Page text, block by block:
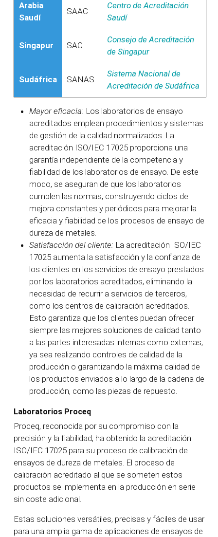
Arabia
Saudí
SAAC
Centro de Acreditación
Saudí
Singapur SAC
Consejo de Acreditación
de Singapur
Sudáfrica SANAS
Sistema Nacional de
Acreditación de Sudáfrica
Mayor eficacia: Los laboratorios de ensayo
acreditados emplean procedimientos y sistemas
de gestión de la calidad normalizados. La
acreditación ISO/IEC 17025 proporciona una
garantía independiente de la competencia y
fiabilidad de los laboratorios de ensayo. De este
modo, se aseguran de que los laboratorios
cumplen las normas, construyendo ciclos de
mejora constantes y periódicos para mejorar la
eficacia y fiabilidad de los procesos de ensayo de
dureza de metales.
Satisfacción del cliente: La acreditación ISO/IEC
17025 aumenta la satisfacción y la confianza de
los clientes en los servicios de ensayo prestados
por los laboratorios acreditados, eliminando la
necesidad de recurrir a servicios de terceros,
como los centros de calibración acreditados.
Esto garantiza que los clientes puedan ofrecer
siempre las mejores soluciones de calidad tanto
a las partes interesadas internas como externas,
ya sea realizando controles de calidad de la
producción o garantizando la máxima calidad de
los productos enviados a lo largo de la cadena de
producción, como las piezas de repuesto.
Laboratorios Proceq
Proceq, reconocida por su compromiso con la
precisión y la fiabilidad, ha obtenido la acreditación
ISO/IEC 17025 para su proceso de calibración de
ensayos de dureza de metales. El proceso de
calibración acreditado al que se someten estos
productos se implementa en la producción en serie
sin coste adicional.
Estas soluciones versátiles, precisas y fáciles de usar
para una amplia gama de aplicaciones de ensayos de